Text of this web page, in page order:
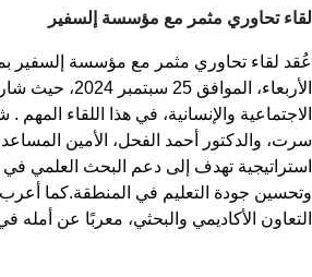
لقاء تحاوري مثمر مع مؤسسة إلسفير
عُقد لقاء تحاوري مثمر مع مؤسسة إلسفير
الأربعاء،
الاجتماعية والإنسانية، في هذا اللقاء
سرت، والدكتور أحمد الفحل، الأمين
استراتيجية تهدف إلى دعم البحث العلمي في
وتحسين جودة التعليم في المنطقة.كما أعرب
التعاون الأكاديمي والبحثي، معربًا عن